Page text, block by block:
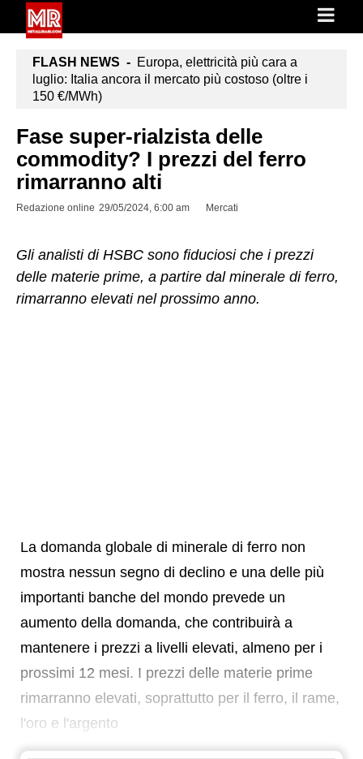
FLASH NEWS - Europa, elettricità più cara a
luglio: Italia ancora il mercato più costoso (oltre i
150 €/MWh)
Fase super-rialzista delle
commodity? I prezzi del ferro
rimarranno alti
Redazione online 29/05/2024, 6:00 am Mercati
Gli analisti di HSBC sono fiduciosi che i prezzi
delle materie prime, a partire dal minerale di ferro,
rimarranno elevati nel prossimo anno.
La domanda globale di minerale di ferro non
mostra nessun segno di declino e una delle più
importanti banche del mondo prevede un
aumento della domanda, che contribuirà a
mantenere i prezzi a livelli elevati, almeno per i
prossimi 12 mesi. I prezzi delle materie prime
rimarranno elevati, soprattutto per il ferro, il rame,
l'oro e l'argento